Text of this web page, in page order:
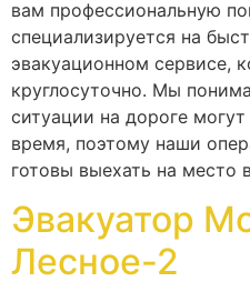
вам профессиональную
специализируется на
эвакуационном сервисе,
круглосуточно. Мы
ситуации на дороге
время, поэтому наши
готовы выехать на
Эвакуатор
Лесное-2